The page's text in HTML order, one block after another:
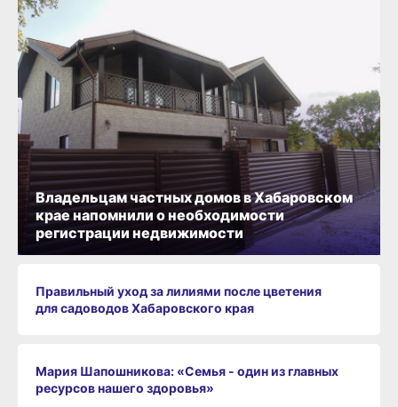
Владельцам частных домов в Хабаровском
крае напомнили о необходимости
регистрации недвижимости
Правильный уход за лилиями после цветения
для садоводов Хабаровского края
Мария Шапошникова: «Семья - один из главных
ресурсов нашего здоровья»